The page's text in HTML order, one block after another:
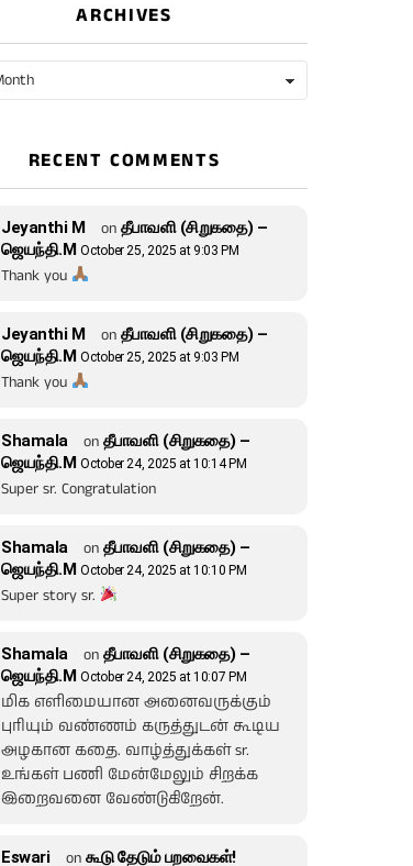
ARCHIVES
RECENT COMMENTS
Jeyanthi M on தீபாவளி (சிறுகதை) –
ஜெயந்தி.M October 25, 2025 at 9:03 PM
Thank you
Jeyanthi M on தீபாவளி (சிறுகதை) –
ஜெயந்தி.M October 25, 2025 at 9:03 PM
Thank you
Shamala onதீபாவளி (சிறுகதை) –
ஜெயந்தி.M October 24, 2025 at 10:14 PM
Super sr. Congratulation
Shamala onதீபாவளி (சிறுகதை) –
ஜெயந்தி.M October 24, 2025 at 10:10 PM
Super story sr.
Shamala onதீபாவளி (சிறுகதை) –
ஜெயந்தி.M October 24, 2025 at 10:07 PM
மிக எளிமையான அனைவருக்கும்
புரியும் வண்ணம் கருத்துடன் கூடிய
அழகான கதை. வாழ்த்துக்கள் sr.
உங்கள் பணி மேன்மேலும் சிறக்க
இறைவனை வேண்டுகிறேன்.
Eswari on கூடு தேடும் பறவைகள்!